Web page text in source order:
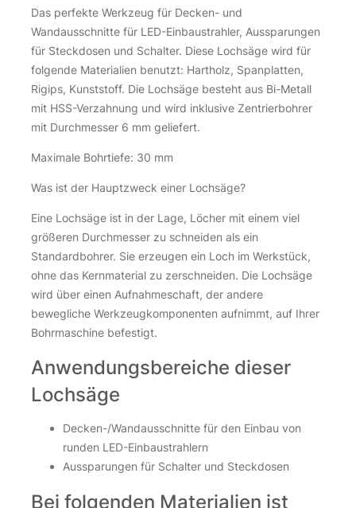
Das perfekte Werkzeug für Decken- und
Wandausschnitte für LED-Einbaustrahler, Aussparungen
für Steckdosen und Schalter. Diese Lochsäge wird für
folgende Materialien benutzt: Hartholz, Spanplatten,
Rigips, Kunststoff. Die Lochsäge besteht aus Bi-Metall
mit HSS-Verzahnung und wird inklusive Zentrierbohrer
mit Durchmesser 6 mm geliefert.
Maximale Bohrtiefe: 30 mm
Was ist der Hauptzweck einer Lochsäge?
Eine Lochsäge ist in der Lage, Löcher mit einem viel
größeren Durchmesser zu schneiden als ein
Standardbohrer. Sie erzeugen ein Loch im Werkstück,
ohne das Kernmaterial zu zerschneiden. Die Lochsäge
wird über einen Aufnahmeschaft, der andere
bewegliche Werkzeugkomponenten aufnimmt, auf Ihrer
Bohrmaschine befestigt.
Anwendungsbereiche dieser
Lochsäge
Decken-/Wandausschnitte für den Einbau von
runden LED-Einbaustrahlern
Aussparungen für Schalter und Steckdosen
Bei folgenden Materialien ist